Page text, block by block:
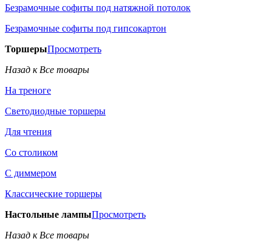
Безрамочные софиты под натяжной потолок
Безрамочные софиты под гипсокартон
ТоршерыПросмотреть
Назад к Все товары
На треноге
Светодиодные торшеры
Для чтения
Со столиком
С диммером
Классические торшеры
Настольные лампыПросмотреть
Назад к Все товары